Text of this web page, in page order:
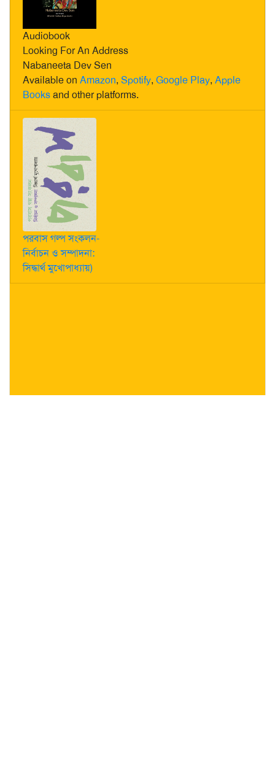
Audiobook
Looking For An Address
Nabaneeta Dev Sen
Available on Amazon, Spotify, Google Play, Apple
Booksand other platforms.
পরবাস গল্প সংকলন-
নির্বাচন ও সম্পাদনা:
সিদ্ধার্থ মুখোপাধ্যায়)